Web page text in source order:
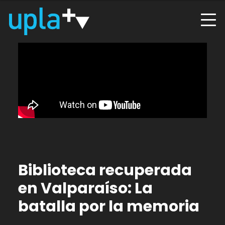
Biblioteca recuperada
en Valparaíso: La
batalla por la memoria